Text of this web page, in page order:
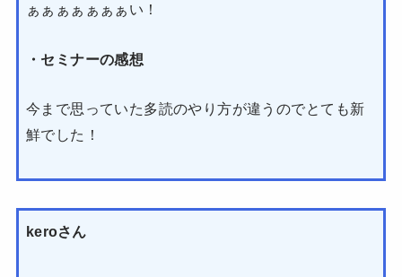
ぁぁぁぁぁぁぁい！
・セミナーの感想
今まで思っていた多読のやり方が違うのでとても新
鮮でした！
keroさん